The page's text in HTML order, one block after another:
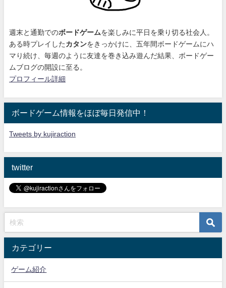
週末と通勤でのボードゲームを楽しみに平日を乗り切る社会人。
ある時プレイした カタンをきっかけに、 五年間ボードゲームにハ
マり続け 、毎週のように友達を巻き込み遊んだ結果、ボードゲー
ムブログの開設に至る。
プロフィール詳細
ボードゲーム情報をほぼ毎日発信中！
Tweets by kujiraction
twitter
カテゴリー
ゲーム紹介